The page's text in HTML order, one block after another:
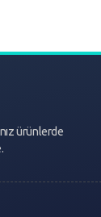
ürünlerde